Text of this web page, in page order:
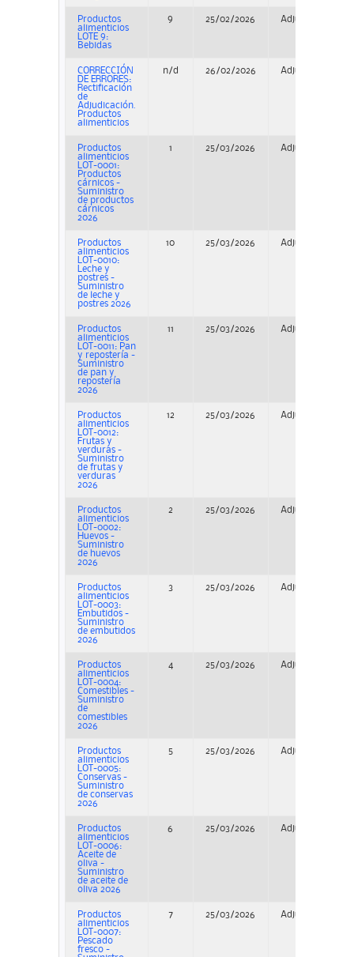
Productos
alimenticios
LOTE 9:
Bebidas
9 25/02/2026 Adjudicación
CORRECCIÓN
DE ERRORES:
Rectificación
de
Adjudicación.
Productos
alimenticios
n/d 26/02/2026 Adjudicación
Productos
alimenticios
LOT-0001:
Productos
cárnicos -
Suministro
de productos
cárnicos
2026
1 25/03/2026 Adjudicación
Productos
alimenticios
LOT-0010:
Leche y
postres -
Suministro
de leche y
postres 2026
10 25/03/2026 Adjudicación
Productos
alimenticios
LOT-0011: Pan
y repostería -
Suministro
de pan y
repostería
2026
11 25/03/2026 Adjudicación
Productos
alimenticios
LOT-0012:
Frutas y
verduras -
Suministro
de frutas y
verduras
2026
12 25/03/2026 Adjudicación
Productos
alimenticios
LOT-0002:
Huevos -
Suministro
de huevos
2026
2 25/03/2026 Adjudicación
Productos
alimenticios
LOT-0003:
Embutidos -
Suministro
de embutidos
2026
3 25/03/2026 Adjudicación
Productos
alimenticios
LOT-0004:
Comestibles -
Suministro
de
comestibles
2026
4 25/03/2026 Adjudicación
Productos
alimenticios
LOT-0005:
Conservas -
Suministro
de conservas
2026
5 25/03/2026 Adjudicación
Productos
alimenticios
LOT-0006:
Aceite de
oliva -
Suministro
de aceite de
oliva 2026
6 25/03/2026 Adjudicación
Productos
alimenticios
LOT-0007:
Pescado
fresco -
7 25/03/2026 Adjudicación